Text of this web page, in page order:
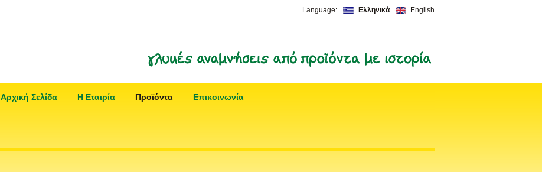
Language: Ελληνικά English
Αρχική Σελίδα Η Εταιρία Προϊόντα Επικοινωνία